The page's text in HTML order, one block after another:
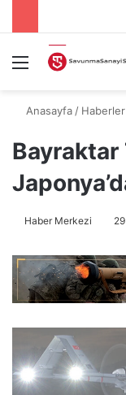
Menü
Anasayfa / Haberler
Bayraktar
Haber Merkezi